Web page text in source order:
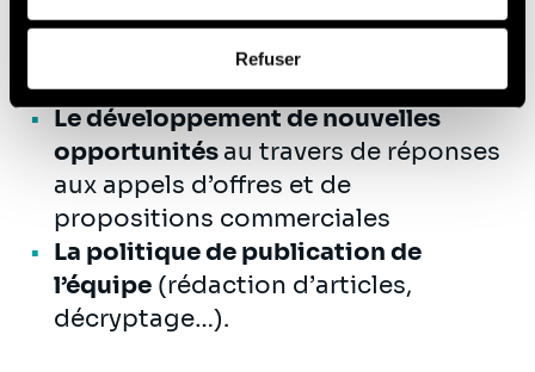
vous pouvez nous contacter et comment nous traitons
Politique de protection des données à caractère
personnel.
Refuser
travers de formations, de groupes
de travail, de diffusion de support
internes et externes,
Le développement de nouvelles
opportunités au travers de réponses
aux appels d’offres et de
propositions commerciales
La politique de publication de
l’équipe (rédaction d’articles,
décryptage…).